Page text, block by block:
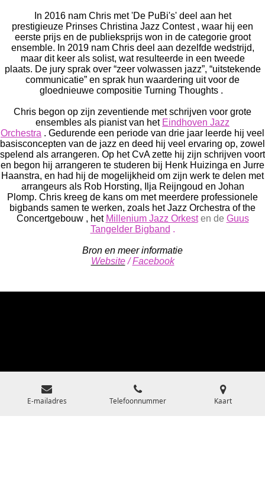
In 2016 nam Chris met 'De PuBi's' deel aan het
prestigieuze Prinses Christina Jazz Contest , waar hij een
eerste prijs en de publieksprijs won in de categorie groot
ensemble. In 2019 nam Chris deel aan dezelfde wedstrijd,
maar dit keer als solist, wat resulteerde in een tweede
plaats. De jury sprak over “zeer volwassen jazz”, “uitstekende
communicatie” en sprak hun waardering uit voor de
gloednieuwe compositie Turning Thoughts .
Chris begon op zijn zeventiende met schrijven voor grote
ensembles als pianist van het Eindhoven Jazz
Orchestra . Gedurende een periode van drie jaar leerde hij veel
basisconcepten van de jazz en deed hij veel ervaring op, zowel
spelend als arrangeren. Op het CvA zette hij zijn schrijven voort
en begon hij arrangeren te studeren bij Henk Huizinga en Jurre
Haanstra, en had hij de mogelijkheid om zijn werk te delen met
arrangeurs als Rob Horsting, Ilja Reijngoud en Johan
Plomp. Chris kreeg de kans om met meerdere professionele
bigbands samen te werken, zoals het Jazz Orchestra of the
Concertgebouw , het Millenium Jazz Orkest en de Guus
Tangelder Bigband .
Bron en meer informatie
Website/Facebook
E-mailadres Telefoonnummer Kaart